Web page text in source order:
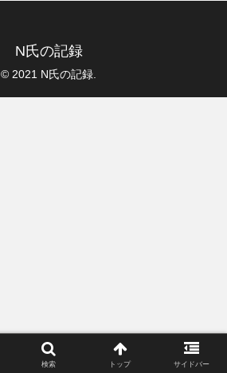
N氏の記録
© 2021 N氏の記録.
検索 トップ サイドバー